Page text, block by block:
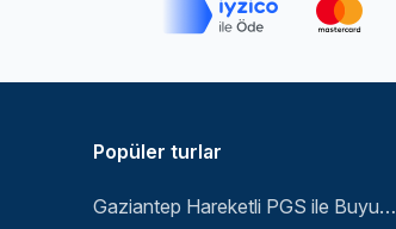
Popüler turlar
Gaziantep Hareketli PGS ile Buyuk Balkan 6 Gece 8 Gun Vizesiz SKP-SKP